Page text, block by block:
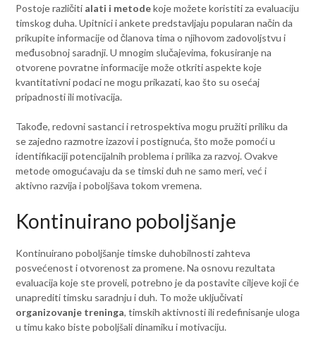
Postoje različiti alati i metodekoje možete koristiti za evaluaciju
timskog duha. Upitnici i ankete predstavljaju popularan način da
prikupite informacije od članova tima o njihovom zadovoljstvu i
međusobnoj saradnji. U mnogim slučajevima, fokusiranje na
otvorene povratne informacije može otkriti aspekte koje
kvantitativni podaci ne mogu prikazati, kao što su osećaj
pripadnosti ili motivacija.
Takođe, redovni sastanci i retrospektiva mogu pružiti priliku da
se zajedno razmotre izazovi i postignuća, što može pomoći u
identifikaciji potencijalnih problema i prilika za razvoj. Ovakve
metode omogućavaju da se timski duh ne samo meri, već i
aktivno razvija i poboljšava tokom vremena.
Kontinuirano poboljšanje
Kontinuirano poboljšanje timske duhobilnosti zahteva
posvećenost i otvorenost za promene. Na osnovu rezultata
evaluacija koje ste proveli, potrebno je da postavite ciljeve koji će
unaprediti timsku saradnju i duh. To može uključivati
organizovanje treninga, timskih aktivnosti ili redefinisanje uloga
u timu kako biste poboljšali dinamiku i motivaciju.